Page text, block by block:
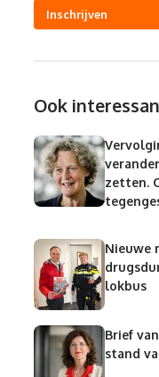
Inschrijven
Ook
zetten.
Nieuwe
lokbus
Brief
stand